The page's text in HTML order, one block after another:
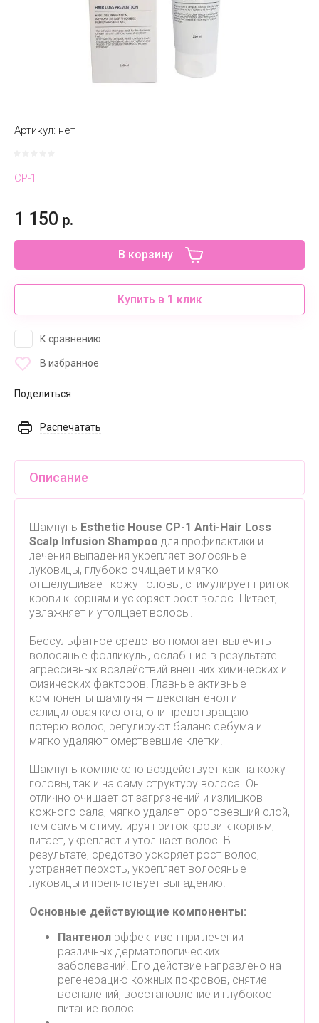
Артикул: нет
CP-1
1 150 р.
В корзину
Купить в 1 клик
К сравнению
В избранное
Поделиться
Распечатать
Описание
Шампунь Esthetic House CP-1 Anti-Hair Loss
Scalp Infusion Shampoo для профилактики и
лечения выпадения укрепляет волосяные
луковицы, глубоко очищает и мягко
отшелушивает кожу головы, стимулирует приток
крови к корням и ускоряет рост волос. Питает,
увлажняет и утолщает волосы.
Бессульфатное средство помогает вылечить
волосяные фолликулы, ослабшие в результате
агрессивных воздействий внешних химических и
физических факторов. Главные активные
компоненты шампуня — декспантенол и
салициловая кислота, они предотвращают
потерю волос, регулируют баланс себума и
мягко удаляют омертвевшие клетки.
Шампунь комплексно воздействует как на кожу
головы, так и на саму структуру волоса. Он
отлично очищает от загрязнений и излишков
кожного сала, мягко удаляет ороговевший слой,
тем самым стимулируя приток крови к корням,
питает, укрепляет и утолщает волос. В
результате, средство ускоряет рост волос,
устраняет перхоть, укрепляет волосяные
луковицы и препятствует выпадению.
Основные действующие компоненты:
Пантенол эффективен при лечении
различных дерматологических
заболеваний. Его действие направлено на
регенерацию кожных покровов, снятие
воспалений, восстановление и глубокое
питание волос.